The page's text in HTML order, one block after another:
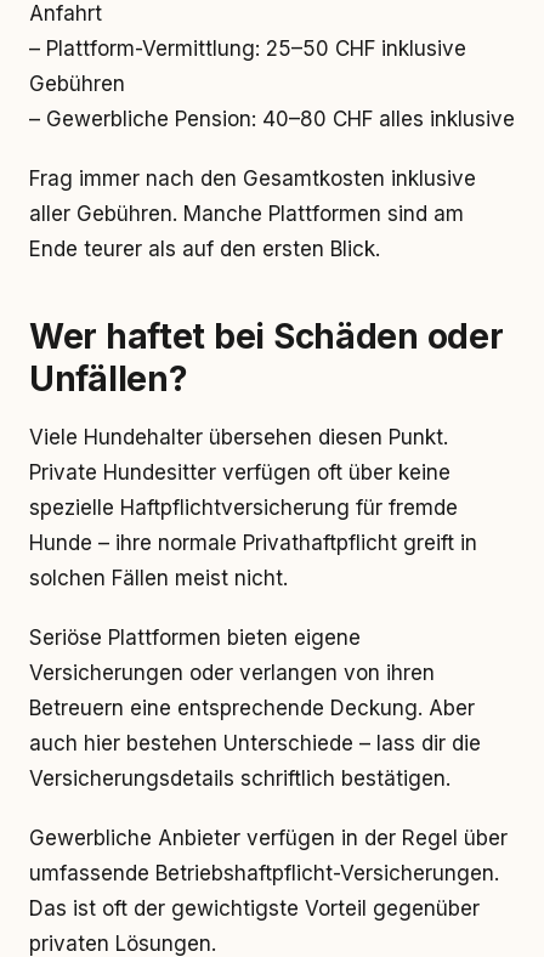
Anfahrt
– Plattform-Vermittlung: 25–50 CHF inklusive
Gebühren
– Gewerbliche Pension: 40–80 CHF alles inklusive
Frag immer nach den Gesamtkosten inklusive
aller Gebühren. Manche Plattformen sind am
Ende teurer als auf den ersten Blick.
Wer haftet bei Schäden oder
Unfällen?
Viele Hundehalter übersehen diesen Punkt.
Private Hundesitter verfügen oft über keine
spezielle Haftpflichtversicherung für fremde
Hunde – ihre normale Privathaftpflicht greift in
solchen Fällen meist nicht.
Seriöse Plattformen bieten eigene
Versicherungen oder verlangen von ihren
Betreuern eine entsprechende Deckung. Aber
auch hier bestehen Unterschiede – lass dir die
Versicherungsdetails schriftlich bestätigen.
Gewerbliche Anbieter verfügen in der Regel über
umfassende Betriebshaftpflicht-Versicherungen.
Das ist oft der gewichtigste Vorteil gegenüber
privaten Lösungen.